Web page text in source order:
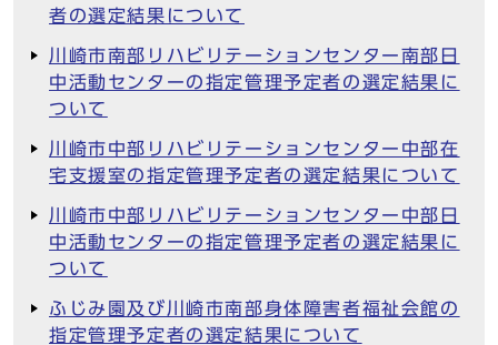
者の選定結果について
川崎市南部リハビリテーションセンター南部日
中活動センターの指定管理予定者の選定結果に
ついて
川崎市中部リハビリテーションセンター中部在
宅支援室の指定管理予定者の選定結果について
川崎市中部リハビリテーションセンター中部日
中活動センターの指定管理予定者の選定結果に
ついて
ふじみ園及び川崎市南部身体障害者福祉会館の
指定管理予定者の選定結果について